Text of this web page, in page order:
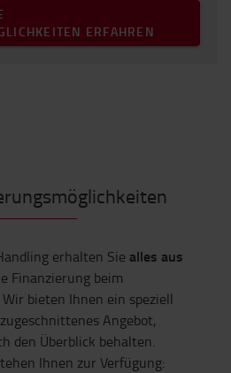
ERFAHREN
erhalten Sie alles aus
Finanzierung beim
bieten Ihnen ein speziell
Angebot,
den Überblick behalten.
Ihnen zur Verfügung: